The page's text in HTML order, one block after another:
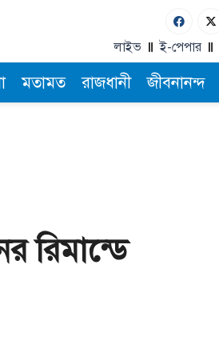
লাইভ ই-পেপার
মতামত রাজধানী জীবনানন্দ
রিমান্ডে